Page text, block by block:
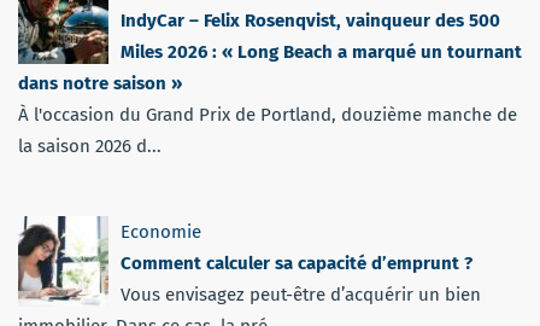
IndyCar – Felix Rosenqvist, vainqueur des 500
Miles 2026 : « Long Beach a marqué un tournant
dans notre saison »
À l'occasion du Grand Prix de Portland, douzième manche de
la saison 2026 d...
Economie
Comment calculer sa capacité d’emprunt ?
Vous envisagez peut-être d’acquérir un bien